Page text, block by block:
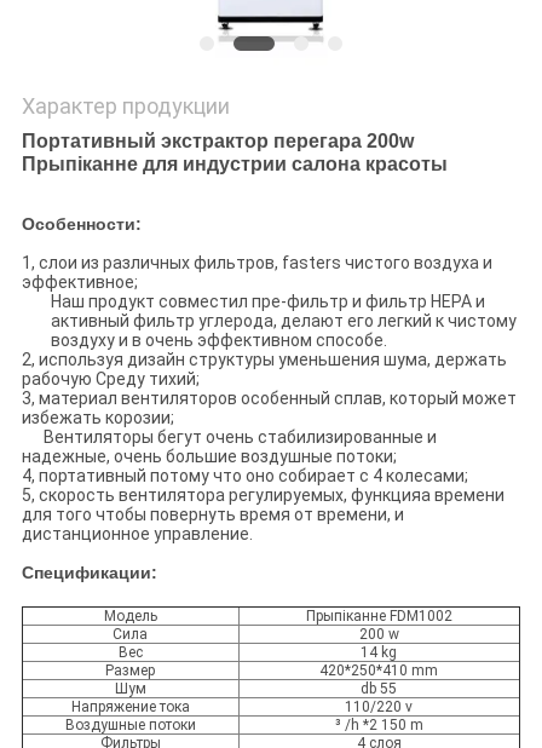
Характер продукции
Портативный экстрактор перегара 200w
Прыпіканне для индустрии салона красоты
Особенности:
1, слои из различных фильтров, fasters чистого воздуха и
эффективное;
Наш продукт совместил пре-фильтр и фильтр HEPA и
активный фильтр углерода, делают его легкий к чистому
воздуху и в очень эффективном способе.
2, используя дизайн структуры уменьшения шума, держать
рабочую Среду тихий;
3, материал вентиляторов особенный сплав, который может
избежать корозии;
Вентиляторы бегут очень стабилизированные и
надежные, очень большие воздушные потоки;
4, портативный потому что оно собирает с 4 колесами;
5, скорость вентилятора регулируемых, функцияа времени
для того чтобы повернуть время от времени, и
дистанционное управление.
Спецификации:
Модель
Прыпіканне FDM1002
Сила
200 w
Вес
14 kg
Размер
420*250*410 mm
Шум
db 55
Напряжение тока
110/220 v
Воздушные потоки
³ /h *2 150 m
Фильтры
4 слоя